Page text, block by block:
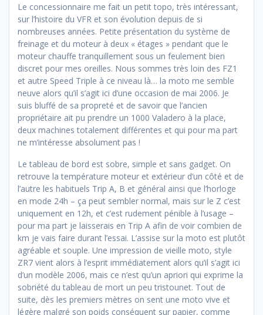
Le concessionnaire me fait un petit topo, très intéressant,
sur l’histoire du VFR et son évolution depuis de si
nombreuses années. Petite présentation du système de
freinage et du moteur à deux « étages » pendant que le
moteur chauffe tranquillement sous un feulement bien
discret pour mes oreilles. Nous sommes très loin des FZ1
et autre Speed Triple à ce niveau là… la moto me semble
neuve alors qu’il s’agit ici d’une occasion de mai 2006. Je
suis bluffé de sa propreté et de savoir que l’ancien
propriétaire ait pu prendre un 1000 Valadero à la place,
deux machines totalement différentes et qui pour ma part
ne m’intéresse absolument pas !
Le tableau de bord est sobre, simple et sans gadget. On
retrouve la température moteur et extérieur d’un côté et de
l’autre les habituels Trip A, B et général ainsi que l’horloge
en mode 24h – ça peut sembler normal, mais sur le Z c’est
uniquement en 12h, et c’est rudement pénible à l’usage –
pour ma part je laisserais en Trip A afin de voir combien de
km je vais faire durant l’essai. L’assise sur la moto est plutôt
agréable et souple. Une impression de vieille moto, style
ZR7 vient alors à l’esprit immédiatement alors qu’il s’agit ici
d’un modèle 2006, mais ce n’est qu’un apriori qui exprime la
sobriété du tableau de mort un peu tristounet. Tout de
suite, dès les premiers mètres on sent une moto vive et
légère malgré son poids conséquent sur papier, comme